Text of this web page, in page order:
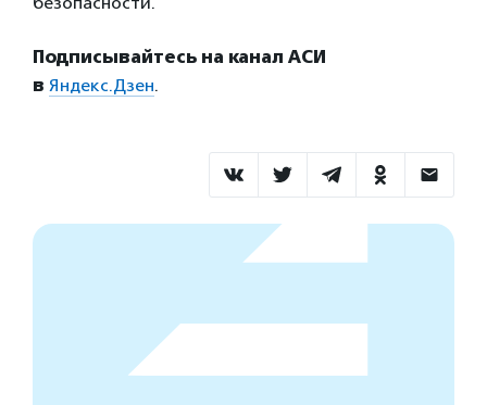
Подписывайтесь на канал АСИ
в Яндекс.Дзен.